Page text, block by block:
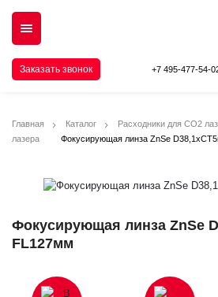
Заказать звонок +7 495-477-54-
Главная Каталог Расходники для СО2
лазера
Фокусирующая линза ZnSe
Фокусирующая линза ZnSe
FL127мм